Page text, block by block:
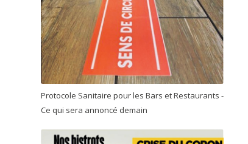
Protocole Sanitaire pour les Bars et Restaurants -
Ce qui sera annoncé demain